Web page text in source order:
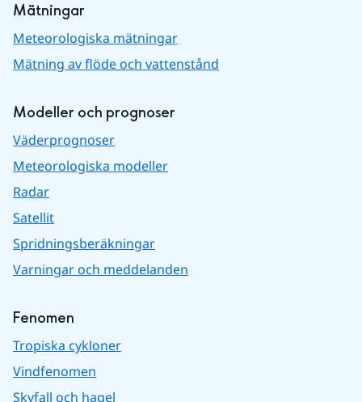
Mätningar
Meteorologiska mätningar
Mätning av flöde och vattenstånd
Modeller och prognoser
Väderprognoser
Meteorologiska modeller
Radar
Satellit
Spridningsberäkningar
Varningar och meddelanden
Fenomen
Tropiska cykloner
Vindfenomen
Skyfall och hagel